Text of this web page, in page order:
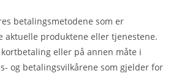
betalingsmetodene som er
aktuelle produktene eller tjenestene.
eller på annen måte i
og betalingsvilkårene som gjelder for